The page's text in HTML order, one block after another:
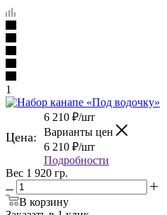
1
Цена:
6 210 ₽/шт
Варианты цен
6 210 ₽/шт
Подробности
Вес 1 920 гр.
В корзину